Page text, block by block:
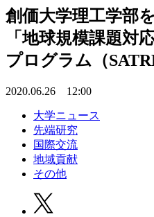
創価大学理工学部
「地球規模課題対
プログラム（
2020.06.26 12:00
大学ニュース
先端研究
国際交流
地域貢献
その他